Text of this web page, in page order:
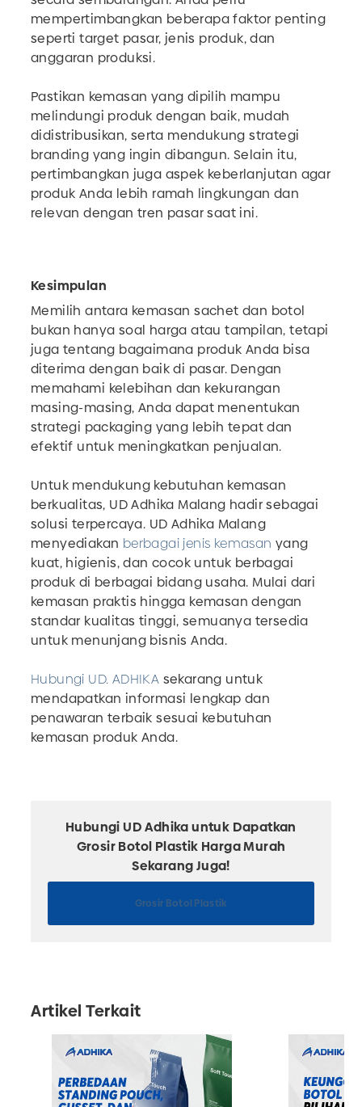
mempertimbangkan beberapa faktor penting
seperti target pasar, jenis produk, dan
anggaran produksi.
Pastikan kemasan yang dipilih mampu
melindungi produk dengan baik, mudah
didistribusikan, serta mendukung strategi
branding yang ingin dibangun. Selain itu,
pertimbangkan juga aspek keberlanjutan agar
produk Anda lebih ramah lingkungan dan
relevan dengan tren pasar saat ini.
Kesimpulan
Memilih antara kemasan sachet dan botol
bukan hanya soal harga atau tampilan, tetapi
juga tentang bagaimana produk Anda bisa
diterima dengan baik di pasar. Dengan
memahami kelebihan dan kekurangan
masing-masing, Anda dapat menentukan
strategi packaging yang lebih tepat dan
efektif untuk meningkatkan penjualan.
Untuk mendukung kebutuhan kemasan
berkualitas, UD Adhika Malang hadir sebagai
solusi terpercaya. UD Adhika Malang
menyediakan berbagai jenis kemasan yang
kuat, higienis, dan cocok untuk berbagai
produk di berbagai bidang usaha. Mulai dari
kemasan praktis hingga kemasan dengan
standar kualitas tinggi, semuanya tersedia
untuk menunjang bisnis Anda.
Hubungi UD. ADHIKA sekarang untuk
mendapatkan informasi lengkap dan
penawaran terbaik sesuai kebutuhan
kemasan produk Anda.
Hubungi UD Adhika untuk Dapatkan
Grosir Botol Plastik Harga Murah
Sekarang Juga!
Grosir Botol Plastik
Artikel Terkait